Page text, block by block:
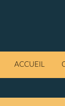
ACCUEIL